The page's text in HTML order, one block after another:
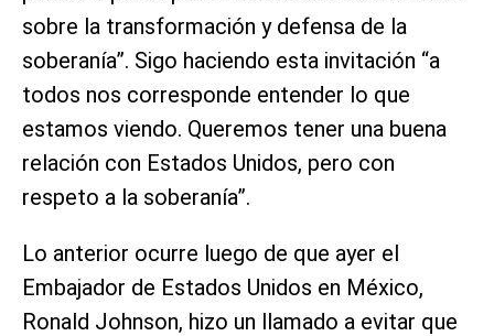
sobre la transformación y defensa de la
soberanía”. Sigo haciendo esta invitación “a
todos nos corresponde entender lo que
estamos viendo. Queremos tener una buena
relación con Estados Unidos, pero con
respeto a la soberanía”.
Lo anterior ocurre luego de que ayer el
Embajador de Estados Unidos en México,
Ronald Johnson, hizo un llamado a evitar que